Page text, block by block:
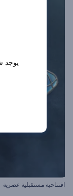
افتتاحية مستقبلية عصرية